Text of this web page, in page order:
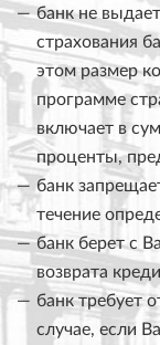
банк не
страхования
этом размер
программе
включает в
проценты,
банк
течение
банк берет с
возврата
банк требует
случае, если